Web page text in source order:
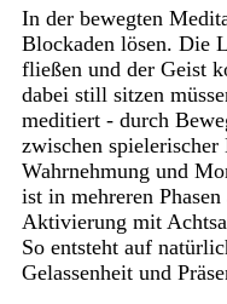
In der bewegten
Blockaden lösen. Die
fließen und der Geist
dabei still sitzen
meditiert - durch
zwischen
Wahrnehmung und
ist in mehreren
Aktivierung mit
So entsteht auf
Gelassenheit und